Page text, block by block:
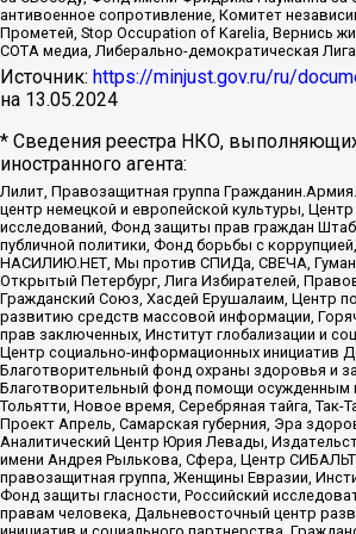
антивоенное сопротивление, Комитет
Прометей, Stop Occupation of Karelia, Вернись
СОТА медиа, Либерально-демократическая
Источник: https://minjust.gov.ru/ru/
на 13.05.2024
* Сведения реестра НКО,
иностранного агента:
Лилит, Правозащитная группа
центр немецкой и европейской культуры,
исследований, Фонд защиты прав граждан
публичной политики, Фонд борьбы с
НАСИЛИЮ.НЕТ, Мы против СПИДа, СВЕЧА,
Открытый Петербург, Лига Избирателей,
Гражданский Союз, Хасдей Ерушалаим, Центр
развитию средств массовой информации,
прав заключенных, Институт глобализации и
Центр социально-информационных инициатив
Благотворительный фонд охраны здоровья и
Благотворительный фонд помощи осужденным
Тольятти, Новое время, Серебряная тайга, Так-
Проект Апрель, Самарская губерния, Эра
Аналитический Центр Юрия Левады,
имени Андрея Рылькова, Сфера, Центр
правозащитная группа, Женщины Евразии,
Фонд защиты гласности, Российский
правам человека, Дальневосточный центр